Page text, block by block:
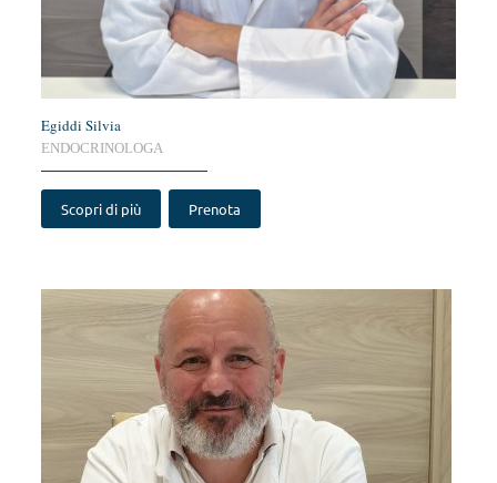
Egiddi Silvia
ENDOCRINOLOGA
Scopri di più Prenota